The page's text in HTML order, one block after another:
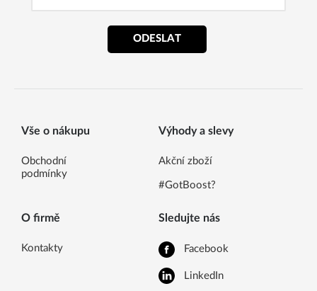
ODESLAT
Vše o nákupu
Obchodní
podmínky
Výhody a slevy
Akční zboží
#GotBoost?
O firmě
Kontakty
Sledujte nás
Facebook
LinkedIn